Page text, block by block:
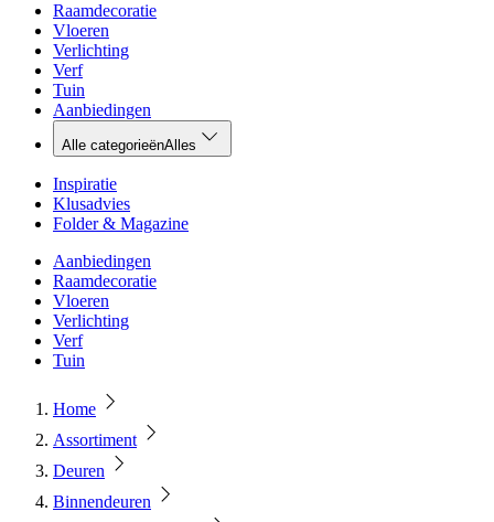
Raamdecoratie
Vloeren
Verlichting
Verf
Tuin
Aanbiedingen
Alle categorieënAlles
Inspiratie
Klusadvies
Folder & Magazine
Aanbiedingen
Raamdecoratie
Vloeren
Verlichting
Verf
Tuin
Home
Assortiment
Deuren
Binnendeuren